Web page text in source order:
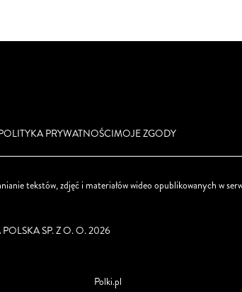
PRYWATNOŚCIMOJE ZGODY
tekstów, zdjęć i materiałów wideo opublikowanych w
SP. Z O. O. 2026
Polki.pl